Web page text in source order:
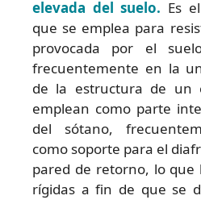
elevada del suelo. Es
que se emplea para
provocada por el
frecuentemente en la
de la estructura de un
emplean como parte
del sótano,
como soporte para el
pared de retorno, lo que
rígidas a fin de que se